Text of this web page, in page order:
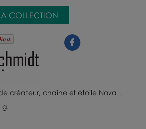
COLLECTION
créateur, chaine et étoile Nova .
g.